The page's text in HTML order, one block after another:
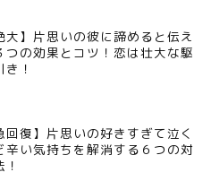
大】片思いの彼に諦めると伝え
つの効果とコツ！恋は壮大な駆
き！
回復】片思いの好きすぎて泣く
辛い気持ちを解消する６つの対